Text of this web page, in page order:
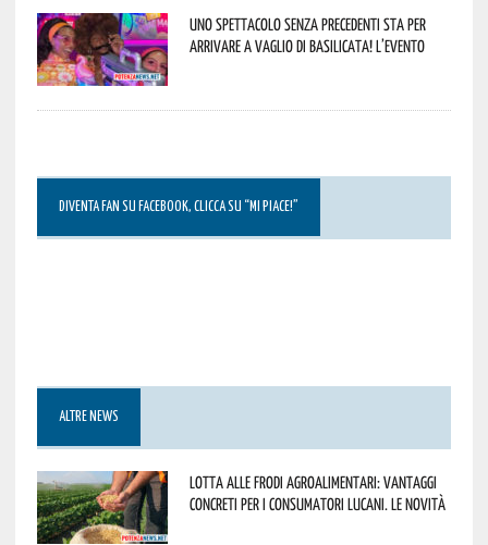
Uno spettacolo senza precedenti sta per
arrivare a Vaglio di Basilicata! L’evento
DIVENTA FAN SU FACEBOOK, CLICCA SU “MI PIACE!”
ALTRE NEWS
Lotta alle frodi agroalimentari: vantaggi
concreti per i consumatori lucani. Le novità